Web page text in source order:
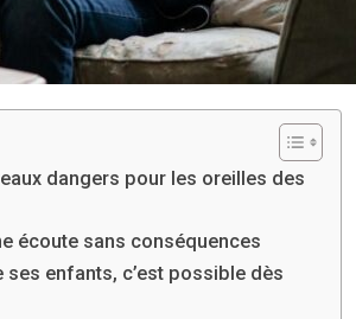
dangers pour les oreilles des
écoute sans conséquences
ses enfants, c’est possible dès